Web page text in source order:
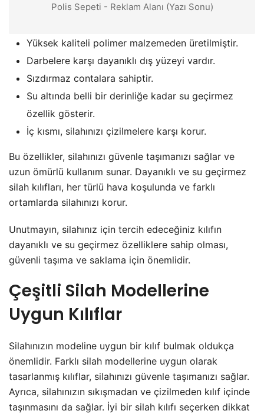
Polis Sepeti - Reklam Alanı (Yazı Sonu)
Yüksek kaliteli polimer malzemeden üretilmiştir.
Darbelere karşı dayanıklı dış yüzeyi vardır.
Sızdırmaz contalara sahiptir.
Su altında belli bir derinliğe kadar su geçirmez
özellik gösterir.
İç kısmı, silahınızı çizilmelere karşı korur.
Bu özellikler, silahınızı güvenle taşımanızı sağlar ve
uzun ömürlü kullanım sunar. Dayanıklı ve su geçirmez
silah kılıfları, her türlü hava koşulunda ve farklı
ortamlarda silahınızı korur.
Unutmayın, silahınız için tercih edeceğiniz kılıfın
dayanıklı ve su geçirmez özelliklere sahip olması,
güvenli taşıma ve saklama için önemlidir.
Çeşitli Silah Modellerine
Uygun Kılıflar
Silahınızın modeline uygun bir kılıf bulmak oldukça
önemlidir. Farklı silah modellerine uygun olarak
tasarlanmış kılıflar, silahınızı güvenle taşımanızı sağlar.
Ayrıca, silahınızın sıkışmadan ve çizilmeden kılıf içinde
taşınmasını da sağlar. İyi bir silah kılıfı seçerken dikkat